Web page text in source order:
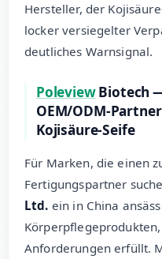
Hersteller, der
locker versiegelter
deutliches Warnsignal.
PoleviewBiotech
OEM/ODM-
Kojisäure-Seife
Für Marken, die einen
Fertigungspartner
Ltd. ein in China
Anforderungen erfüllt.